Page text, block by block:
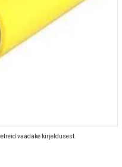
vaadake kirjeldusest.